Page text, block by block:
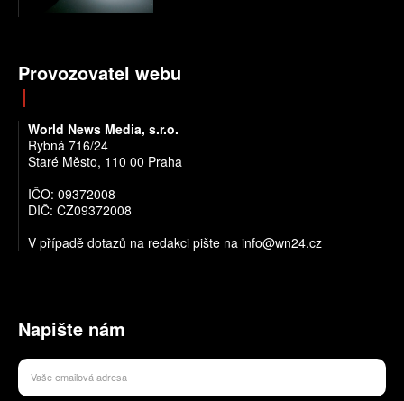
Provozovatel webu
World News Media, s.r.o.
Rybná 716/24
Staré Město, 110 00 Praha
IČO: 09372008
DIČ: CZ09372008
V případě dotazů na redakci pište na info@wn24.cz
Napište nám